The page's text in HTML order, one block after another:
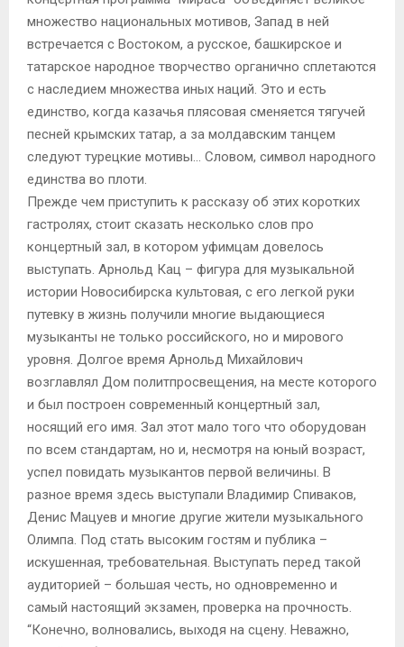
множество национальных мотивов, Запад в ней
встречается с Востоком, а русское, башкирское и
татарское народное творчество органично сплетаются
с наследием множества иных наций. Это и есть
единство, когда казачья плясовая сменяется тягучей
песней крымских татар, а за молдавским танцем
следуют турецкие мотивы… Словом, символ народного
единства во плоти.
Прежде чем приступить к рассказу об этих коротких
гастролях, стоит сказать несколько слов про
концертный зал, в котором уфимцам довелось
выступать. Арнольд Кац – фигура для музыкальной
истории Новосибирска культовая, с его легкой руки
путевку в жизнь получили многие выдающиеся
музыканты не только российского, но и мирового
уровня. Долгое время Арнольд Михайлович
возглавлял Дом политпросвещения, на месте которого
и был построен современный концертный зал,
носящий его имя. Зал этот мало того что оборудован
по всем стандартам, но и, несмотря на юный возраст,
успел повидать музыкантов первой величины. В
разное время здесь выступали Владимир Спиваков,
Денис Мацуев и многие другие жители музыкального
Олимпа. Под стать высоким гостям и публика –
искушенная, требовательная. Выступать перед такой
аудиторией – большая честь, но одновременно и
самый настоящий экзамен, проверка на прочность.
“Конечно, волновались, выходя на сцену. Неважно,